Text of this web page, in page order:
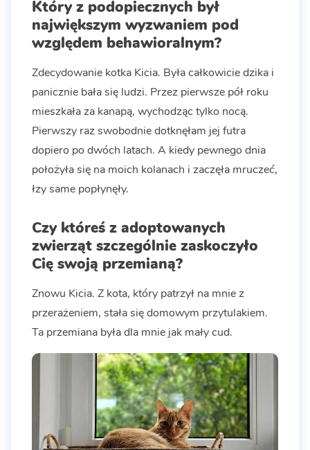
Który z podopiecznych był
największym wyzwaniem pod
względem behawioralnym?
Zdecydowanie kotka Kicia. Była całkowicie dzika i
panicznie bała się ludzi. Przez pierwsze pół roku
mieszkała za kanapą, wychodząc tylko nocą.
Pierwszy raz swobodnie dotknęłam jej futra
dopiero po dwóch latach. A kiedy pewnego dnia
położyła się na moich kolanach i zaczęła mruczeć,
łzy same popłynęły.
Czy któreś z adoptowanych
zwierząt szczególnie zaskoczyło
Cię swoją przemianą?
Znowu Kicia. Z kota, który patrzył na mnie z
przerażeniem, stała się domowym przytulakiem.
Ta przemiana była dla mnie jak mały cud.